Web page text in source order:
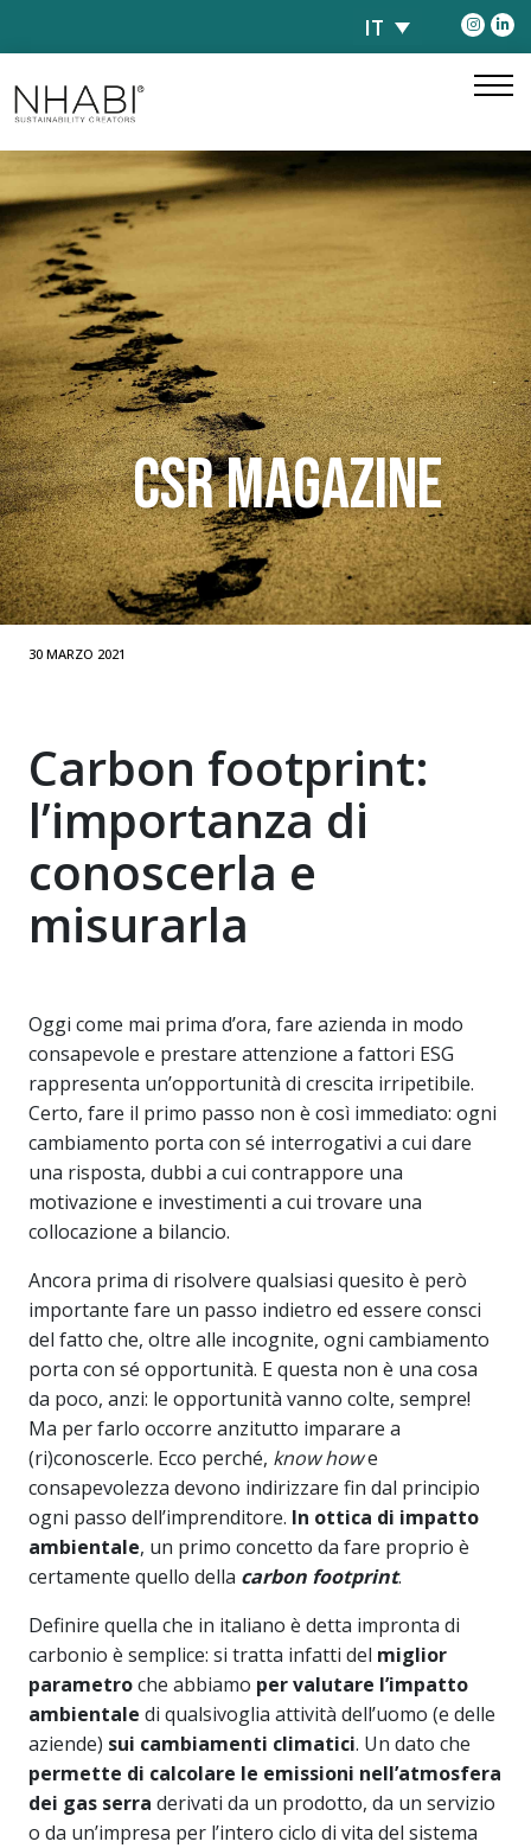
IT
CSR MAGAZINE
30 MARZO 2021
Carbon footprint:
l’importanza di
conoscerla e
misurarla
Oggi come mai prima d’ora, fare azienda in modo
consapevole e prestare attenzione a fattori ESG
rappresenta un’opportunità di crescita irripetibile.
Certo, fare il primo passo non è così immediato: ogni
cambiamento porta con sé interrogativi a cui dare
una risposta, dubbi a cui contrappore una
motivazione e investimenti a cui trovare una
collocazione a bilancio.
Ancora prima di risolvere qualsiasi quesito è però
importante fare un passo indietro ed essere consci
del fatto che, oltre alle incognite, ogni cambiamento
porta con sé opportunità. E questa non è una cosa
da poco, anzi: le opportunità vanno colte, sempre!
Ma per farlo occorre anzitutto imparare a
(ri)conoscerle. Ecco perché, know howe
consapevolezza devono indirizzare fin dal principio
ogni passo dell’imprenditore. In ottica di impatto
ambientale, un primo concetto da fare proprio è
certamente quello della carbon footprint.
Definire quella che in italiano è detta impronta di
carbonio è semplice: si tratta infatti del miglior
parametroche abbiamo per valutare l’impatto
ambientale di qualsivoglia attività dell’uomo (e delle
aziende) sui cambiamenti climatici. Un dato che
permette di calcolare le emissioni nell’atmosfera
dei gas serra derivati da un prodotto, da un servizio
o da un’impresa per l’intero ciclo di vita del sistema